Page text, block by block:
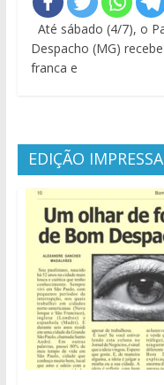
Até sábado (4/7), o
Despacho (MG)
franca e
EDIÇÃO IMPRESSA